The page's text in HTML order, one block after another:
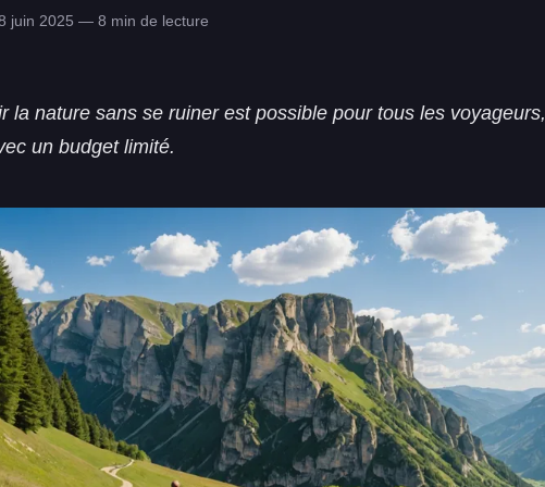
juin 2025 — 8 min de lecture
la nature sans se ruiner est possible pour tous les voyageurs,
un budget limité.